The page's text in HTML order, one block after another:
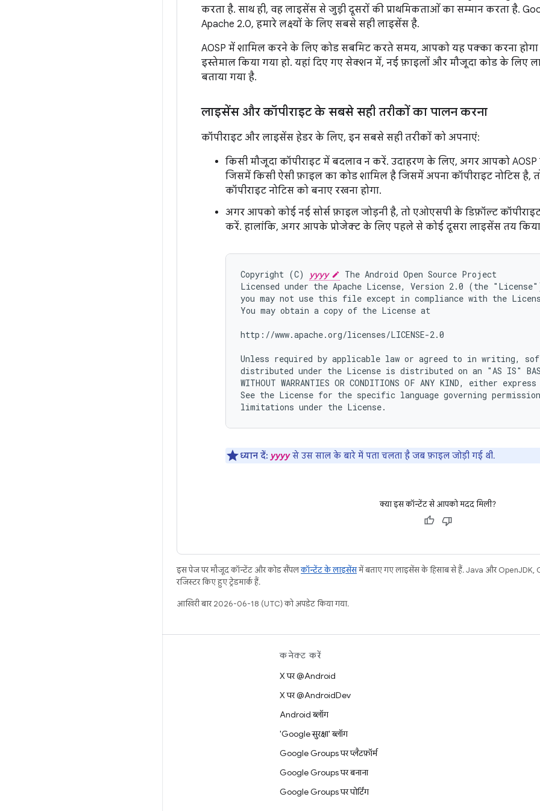
करता है. साथ ही, वह लाइसेंस से जुड़ी दूसरों की प्राथमिकताओं का सम्मान करता है.
Apache 2.0, हमारे लक्ष्यों के लिए सबसे सही लाइसेंस है.
AOSP में शामिल करने के लिए कोड सबमिट करते समय, आपको यह पक्का करना
इस्तेमाल किया गया हो. यहां दिए गए सेक्शन में, नई फ़ाइलों और मौजूदा कोड के लिए
बताया गया है.
लाइसेंस और कॉपीराइट के सबसे सही तरीकों का पालन करना
कॉपीराइट और लाइसेंस हेडर के लिए, इन सबसे सही तरीकों को अपनाएं:
किसी मौजूदा कॉपीराइट में बदलाव न करें. उदाहरण के लिए, अगर आपको
जिसमें किसी ऐसी फ़ाइल का कोड शामिल है जिसमें अपना कॉपीराइट नोटिस
कॉपीराइट नोटिस को बनाए रखना होगा.
अगर आपको कोई नई सोर्स फ़ाइल जोड़नी है, तो एओएसपी के डिफ़ॉल्ट
करें. हालांकि, अगर आपके प्रोजेक्ट के लिए पहले से कोई दूसरा लाइसेंस तय
Copyright (C) yyyy
The Android Open Source Project
Licensed under the Apache License, Version 2.0 (the
you may not use this file except in compliance with the
You may obtain a copy of the License at
http://www.apache.org/licenses/LICENSE-2.0
Unless required by applicable law or agreed to in writing,
distributed under the License is distributed on an "AS IS"
WITHOUT WARRANTIES OR CONDITIONS OF ANY KIND, either
See the License for the specific language governing
ध्यान दें: yyyyसे उस साल के बारे में पता चलता है जब फ़ाइल जोड़ी गई थी.
क्या इस कॉन्टेंट से आपको मदद मिली?
इस पेज पर मौजूद कॉन्टेंट और कोड सैंपलकॉन्टेंट के लाइसेंसमें बताए गए लाइसेंस के हिसाब से हैं. Java और OpenJDK,
रजिस्टर किए हुए ट्रेडमार्क हैं.
आखिरी बार 2026-06-18 (UTC) को अपडेट किया गया.
कनेक्ट करें
X पर @Android
X पर @AndroidDev
Android ब्लॉग
'Google सुरक्षा' ब्लॉग
Google Groups पर प्लैटफ़ॉर्म
Google Groups पर बनाना
Google Groups पर पोर्टिंग